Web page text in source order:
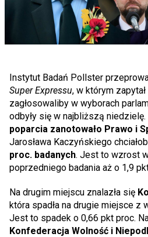
Instytut Badań Pollster
Super Expressu, w którym
zagłosowaliby w wyborach
odbyły się w najbliższą niedzielę.
poparcia zanotowało Prawo i
Jarosława Kaczyńskiego
proc. badanych. Jest to wzrost
poprzedniego badania aż o 1,9
Na drugim miejscu znalazła się
która spadła na drugie miejsce z
Jest to spadek o 0,66 pkt proc.
Konfederacja Wolność i